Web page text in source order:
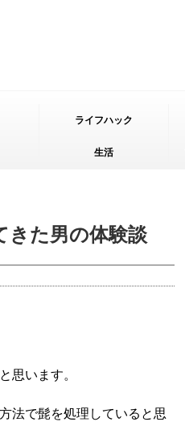
ライフハック
生活
きた男の体験談
思います。
法で髭を処理していると思